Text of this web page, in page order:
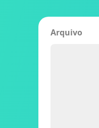
Arquivo